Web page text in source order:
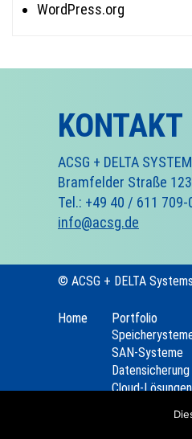
WordPress.org
KONTAKT
ACSG + DELTA
Bramfelder Straße
Tel.: +49 40 / 611
info@acsg.de
© ACSG + DELTA
Home
Portfolio
SAN-Systeme
Cloud-Lösungen